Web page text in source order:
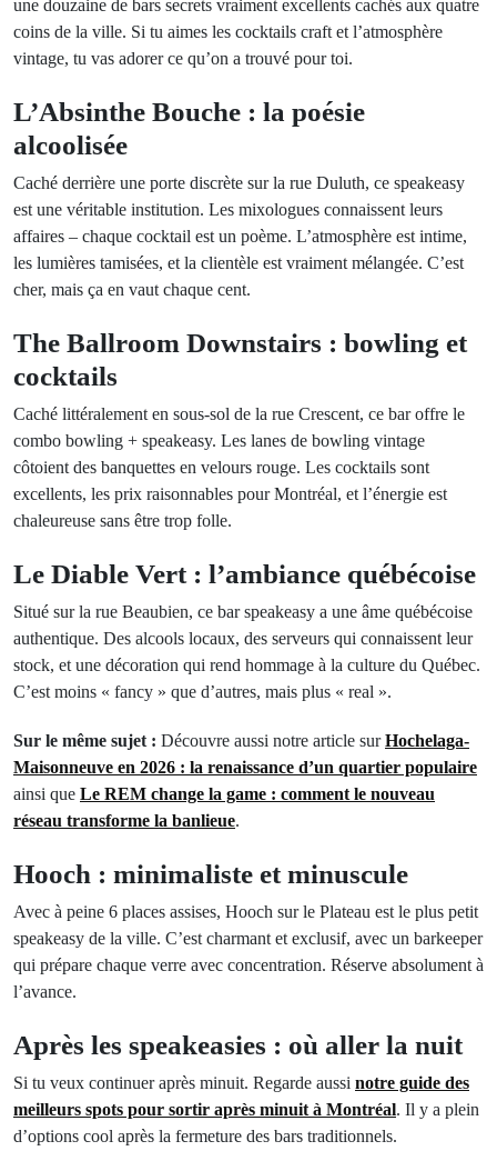
une douzaine de bars secrets vraiment excellents cachés aux quatre
coins de la ville. Si tu aimes les cocktails craft et l’atmosphère
vintage, tu vas adorer ce qu’on a trouvé pour toi.
L’Absinthe Bouche : la poésie
alcoolisée
Caché derrière une porte discrète sur la rue Duluth, ce speakeasy
est une véritable institution. Les mixologues connaissent leurs
affaires – chaque cocktail est un poème. L’atmosphère est intime,
les lumières tamisées, et la clientèle est vraiment mélangée. C’est
cher, mais ça en vaut chaque cent.
The Ballroom Downstairs : bowling et
cocktails
Caché littéralement en sous-sol de la rue Crescent, ce bar offre le
combo bowling + speakeasy. Les lanes de bowling vintage
côtoient des banquettes en velours rouge. Les cocktails sont
excellents, les prix raisonnables pour Montréal, et l’énergie est
chaleureuse sans être trop folle.
Le Diable Vert : l’ambiance québécoise
Situé sur la rue Beaubien, ce bar speakeasy a une âme québécoise
authentique. Des alcools locaux, des serveurs qui connaissent leur
stock, et une décoration qui rend hommage à la culture du Québec.
C’est moins « fancy » que d’autres, mais plus « real ».
Sur le même sujet : Découvre aussi notre article surHochelaga-
Maisonneuve en 2026 : la renaissance d’un quartier populaire
ainsi que Le REM change la game : comment le nouveau
réseau transforme la banlieue.
Hooch : minimaliste et minuscule
Avec à peine 6 places assises, Hooch sur le Plateau est le plus petit
speakeasy de la ville. C’est charmant et exclusif, avec un barkeeper
qui prépare chaque verre avec concentration. Réserve absolument à
l’avance.
Après les speakeasies : où aller la nuit
Si tu veux continuer après minuit. Regarde aussi notre guide des
meilleurs spots pour sortir après minuit à Montréal. Il y a plein
d’options cool après la fermeture des bars traditionnels.